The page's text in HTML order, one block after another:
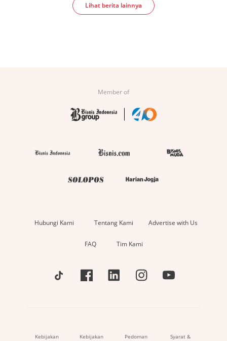
Lihat berita lainnya
Member of
Hubungi Kami Tentang Kami Advertise with Us
FAQ Tim Kami
Kebijakan
Kebijakan
Pedoman
Syarat &